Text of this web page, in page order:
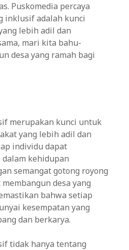
Puskomedia percaya
inklusif adalah kunci
lebih adil dan
mari kita bahu-
desa yang ramah bagi
merupakan kunci untuk
yang lebih adil dan
individu dapat
kehidupan
semangat gotong royong
desa yang
bahwa setiap
kesempatan yang
dan berkarya.
tidak hanya tentang